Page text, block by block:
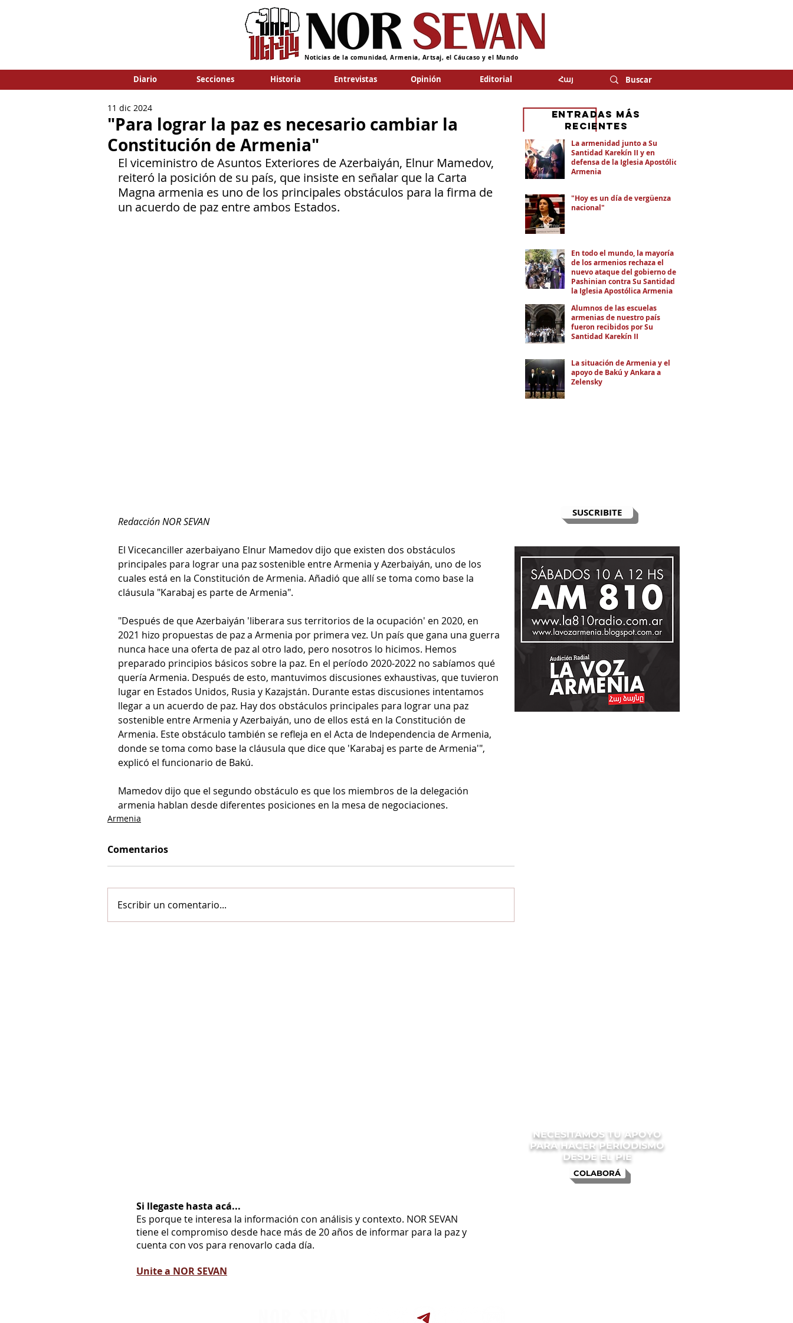
Noticias de la comunidad, Armenia, Artsaj, el Cáucaso y el Mundo
Diario Secciones Historia Entrevistas Opinión Editorial Հայ
"Para lograr la paz es necesario cambiar la
Constitución de Armenia"
11 dic 2024
El viceministro de Asuntos Exteriores de Azerbaiyán, Elnur Mamedov,
reiteró la posición de su país, que insiste en señalar que la Carta
Magna armenia es uno de los principales obstáculos para la firma de
un acuerdo de paz entre ambos Estados.
Redacción NOR SEVAN
El Vicecanciller azerbaiyano Elnur Mamedov dijo que existen dos obstáculos
principales para lograr una paz sostenible entre Armenia y Azerbaiyán, uno de los
cuales está en la Constitución de Armenia. Añadió que allí se toma como base la
cláusula "Karabaj es parte de Armenia".
"Después de que Azerbaiyán 'liberara sus territorios de la ocupación' en 2020, en
2021 hizo propuestas de paz a Armenia por primera vez. Un país que gana una guerra
nunca hace una oferta de paz al otro lado, pero nosotros lo hicimos. Hemos
preparado principios básicos sobre la paz. En el período 2020-2022 no sabíamos qué
quería Armenia. Después de esto, mantuvimos discusiones exhaustivas, que tuvieron
lugar en Estados Unidos, Rusia y Kazajstán. Durante estas discusiones intentamos
llegar a un acuerdo de paz. Hay dos obstáculos principales para lograr una paz
sostenible entre Armenia y Azerbaiyán, uno de ellos está en la Constitución de
Armenia. Este obstáculo también se refleja en el Acta de Independencia de Armenia,
donde se toma como base la cláusula que dice que 'Karabaj es parte de Armenia'",
explicó el funcionario de Bakú.
Mamedov dijo que el segundo obstáculo es que los miembros de la delegación
armenia hablan desde diferentes posiciones en la mesa de negociaciones.
Armenia
Comentarios
Escribir un comentario...
SUSCRIBITE
La armenidad junto a Su
Santidad Karekín II y en
defensa de la Iglesia Apostólica
Armenia
"Hoy es un día de vergüenza
nacional"
En todo el mundo, la mayoría
de los armenios rechaza el
nuevo ataque del gobierno de
Pashinian contra Su Santidad y
la Iglesia Apostólica Armenia
Alumnos de las escuelas
armenias de nuestro país
fueron recibidos por Su
Santidad Karekín II
La situación de Armenia y el
apoyo de Bakú y Ankara a
Zelensky
eNTRADAS MÁS
RECIENTES
COLABORÁ
NECESITAMOS TU APOYO
PARA HACER PERIODISMO
DESDE EL PIE
Si llegaste hasta acá...
Es porque te interesa la información con análisis y contexto. NOR SEVAN
tiene el compromiso desde hace más de 20 años de informar para la paz y
cuenta con vos para renovarlo cada día.
Unite a NOR SEVAN